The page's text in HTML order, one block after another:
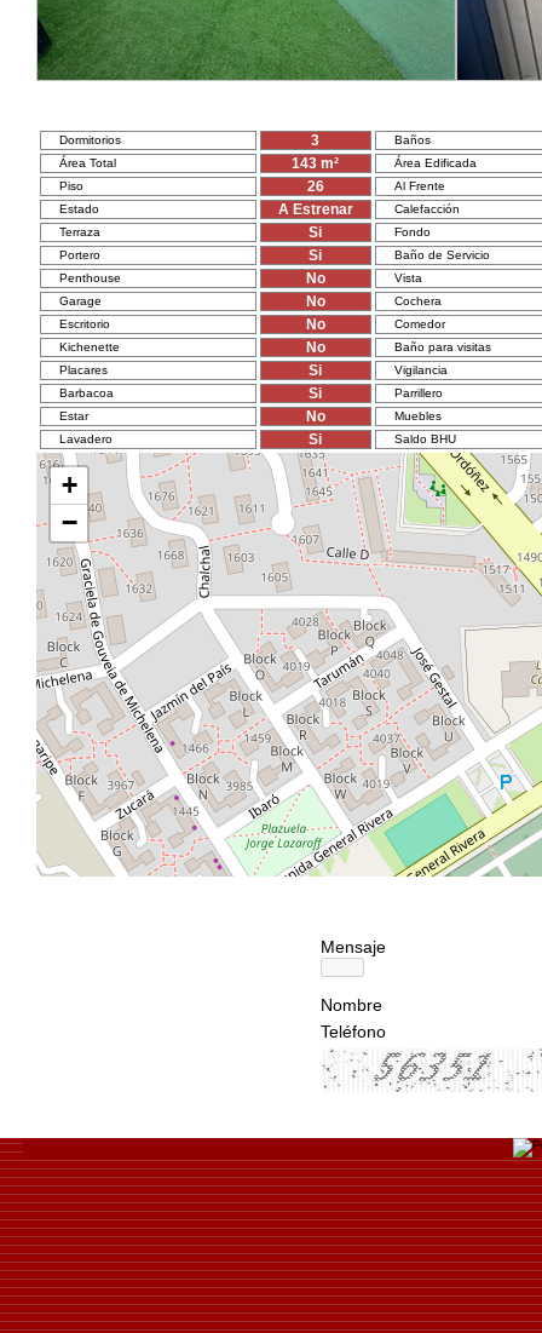
Dormitorios 3
Baños
Área Total
143 m²
Área Edificada
Piso
26
Al Frente
Estado
A Estrenar
Calefacción
Terraza
Si
Fondo
Portero
Si
Baño de Servicio
Penthouse
No
Vista
Garage
No
Cochera
Escritorio
No
Comedor
Kichenette
No
Baño para visitas
Placares
Si
Vigilancia
Barbacoa
Si
Parrillero
Estar
No
Muebles
Lavadero
Si Saldo BHU
+
−
Mensaje
Nombre
Teléfono